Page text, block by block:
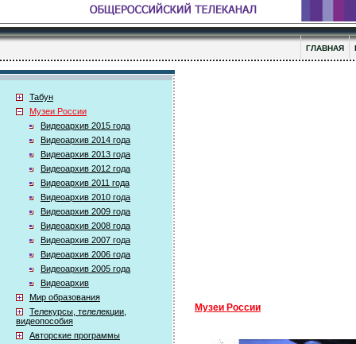
ГЛАВНАЯ
Табун
Музеи России
Видеоархив 2015 года
Видеоархив 2014 года
Видеоархив 2013 года
Видеоархив 2012 года
Видеоархив 2011 года
Видеоархив 2010 года
Видеоархив 2009 года
Видеоархив 2008 года
Видеоархив 2007 года
Видеоархив 2006 года
Видеоархив 2005 года
Видеоархив
Мир образования
Телекурсы, телелекции,
видеопособия
Авторские программы
Музеи России